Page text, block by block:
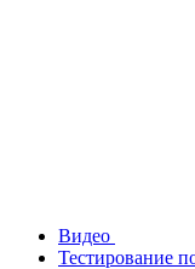
Видео
Тестирование